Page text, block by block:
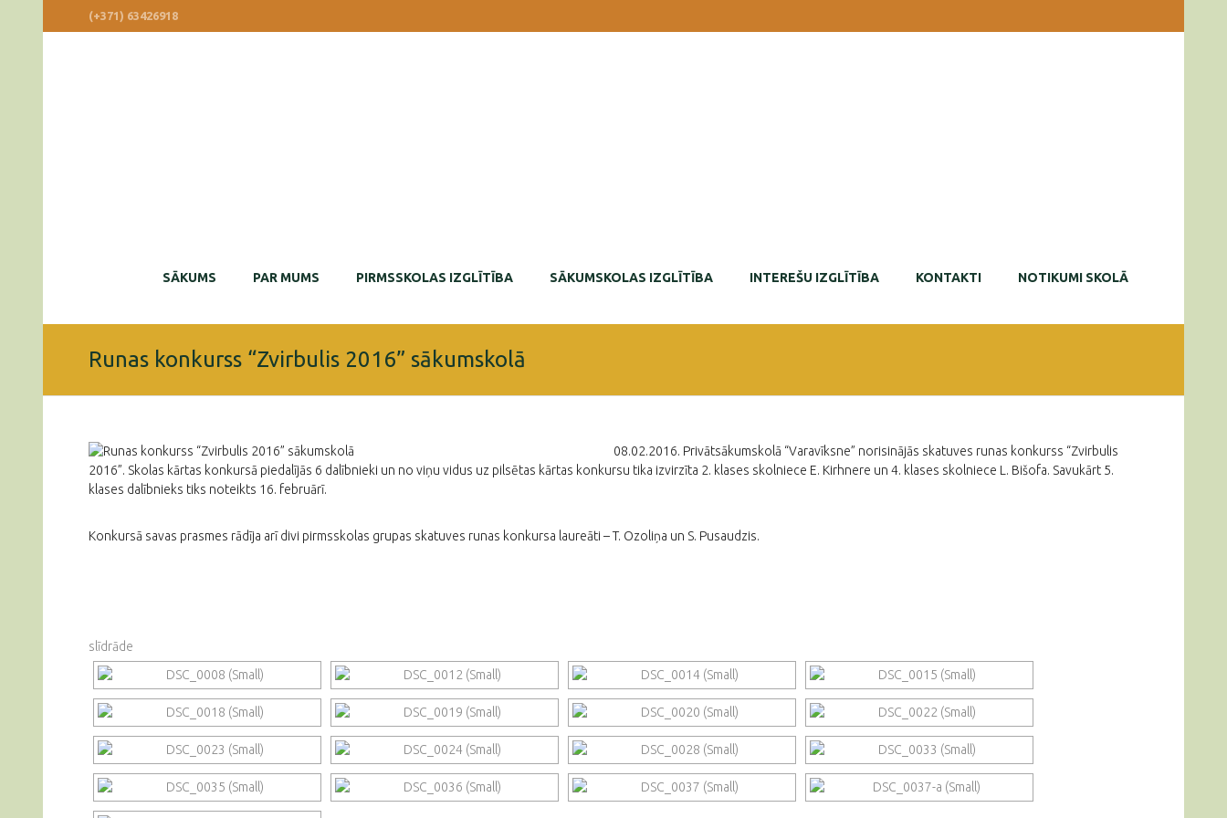
(+371) 63426918
SĀKUMS PAR MUMS PIRMSSKOLAS IZGLĪTĪBA SĀKUMSKOLAS IZGLĪTĪBA INTEREŠU IZGLĪTĪBA KONTAKTI NOTIKUMI SKOLĀ
Runas konkurss “Zvirbulis 2016” sākumskolā
08.02.2016. Privātsākumskolā “Varavīksne” norisinājās skatuves runas konkurss “Zvirbulis
2016”. Skolas kārtas konkursā piedalījās 6 dalībnieki un no viņu vidus uz pilsētas kārtas konkursu tika izvirzīta 2. klases skolniece E. Kirhnere un 4. klases skolniece L. Bišofa. Savukārt 5.
klases dalībnieks tiks noteikts 16. februārī.
Konkursā savas prasmes rādīja arī divi pirmsskolas grupas skatuves runas konkursa laureāti – T. Ozoliņa un S. Pusaudzis.
slīdrāde